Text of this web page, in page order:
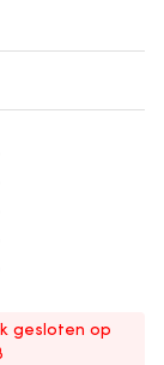
gesloten op